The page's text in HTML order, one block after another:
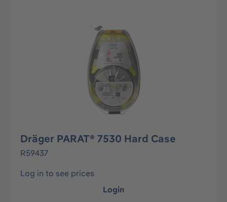
Dräger PARAT® 7530 Hard Case
R59437
Log in to see prices
Login